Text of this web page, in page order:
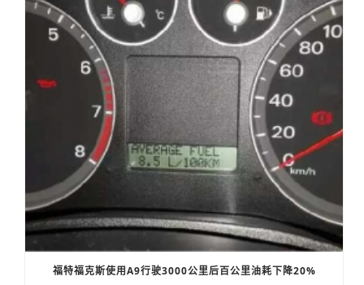
福特福克斯使用A9行驶3000公里后百公里油耗下降20%